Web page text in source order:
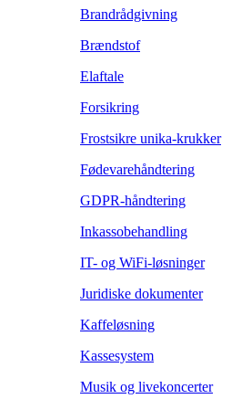
Brandrådgivning
Brændstof
Elaftale
Forsikring
Frostsikre unika-krukker
Fødevarehåndtering
GDPR-håndtering
Inkassobehandling
IT- og WiFi-løsninger
Juridiske dokumenter
Kaffeløsning
Kassesystem
Musik og livekoncerter